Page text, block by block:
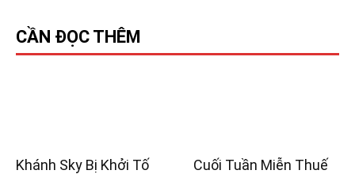
CẦN ĐỌC THÊM
Khánh Sky Bị Khởi Tố
Cuối Tuần Miễn Thuế